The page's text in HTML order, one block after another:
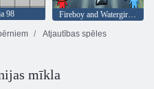
98
Fireboy and Watergirl 4: Kristāla templis
Atjautības spēles
mīkla